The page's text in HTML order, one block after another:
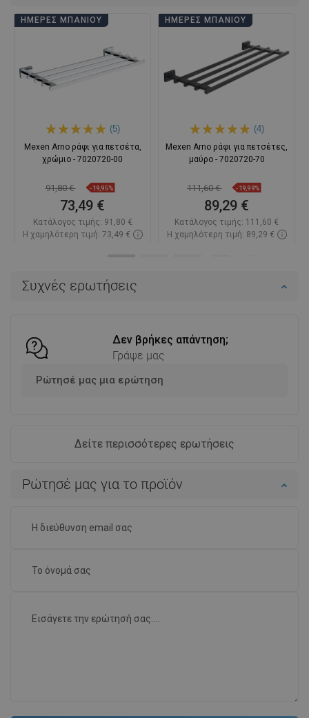
Συχνές ερωτήσεις
Δεν βρήκες απάντηση;
Γράψε μας
Ρώτησέ μας μια ερώτηση
Δείτε περισσότερες ερωτήσεις
Ρώτησέ μας για το προϊόν
ΗΜΈΡΕΣ ΜΠΆΝΙΟΥ
(5)
Mexen Arno ράφι για πετσέτα,
χρώμιο - 7020720-00
91,80 € -19,95%
73,49 €
Κατάλογος τιμής: 91,80 €
Η χαμηλότερη τιμή: 73,49 €
ΗΜΈΡΕΣ ΜΠΆΝΙΟΥ
(4)
Mexen Arno ράφι για πετσέτες,
μαύρο - 7020720-70
111,60 € -19,99%
89,29 €
Κατάλογος τιμής: 111,60 €
Η χαμηλότερη τιμή: 89,29 €